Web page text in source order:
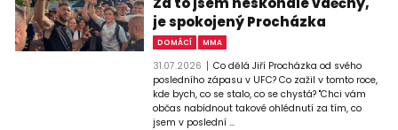
je spokojený Procházka
DOMÁCÍ MMA
31.07.2026
Co dělá Jiří Procházka od svého
posledního zápasu v UFC? Co zažil v tomto roce,
kde bych, co se stalo, co se chystá? "Chci vám
občas nabídnout takové ohlédnutí za tím, co
jsem v poslední ...